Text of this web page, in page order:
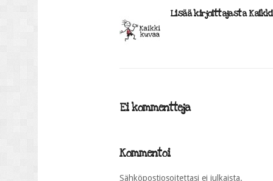
Lisää kirjoittajasta
Ei kommentteja
Kommentoi
Sähköpostiosoitettasi ei julkaista.